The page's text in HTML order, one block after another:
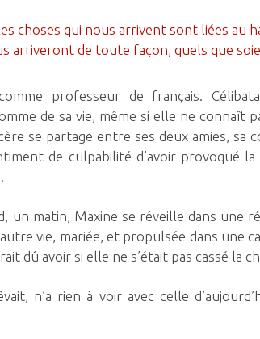
choses qui nous arrivent sont liées au
arriveront de toute façon, quels que
professeur de français.
de sa vie, même si elle ne connaît
se partage entre ses deux amies, sa
de culpabilité d’avoir provoqué
un matin, Maxine se réveille dans une
vie, mariée, et propulsée dans une
dû avoir si elle ne s’était pas cassé la
n’a rien à voir avec celle